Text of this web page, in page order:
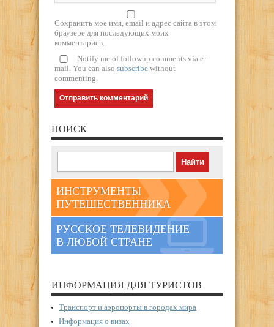
Сохранить моё имя, email и адрес сайта в этом
браузере для последующих моих
комментариев.
Notify me of followup comments via e-
mail. You can also subscribe without
commenting.
ПОИСК
ИНСТРУМЕНТЫ
ПУТЕШЕСТВЕННИКА
РУССКОЕ ТЕЛЕВИДЕНИЕ
В ЛЮБОЙ СТРАНЕ
ИНФОРМАЦИЯ ДЛЯ ТУРИСТОВ
Транспорт и аэропорты в городах мира
Информация о визах